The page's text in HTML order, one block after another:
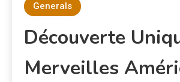
Generals
Découverte
Merveilles